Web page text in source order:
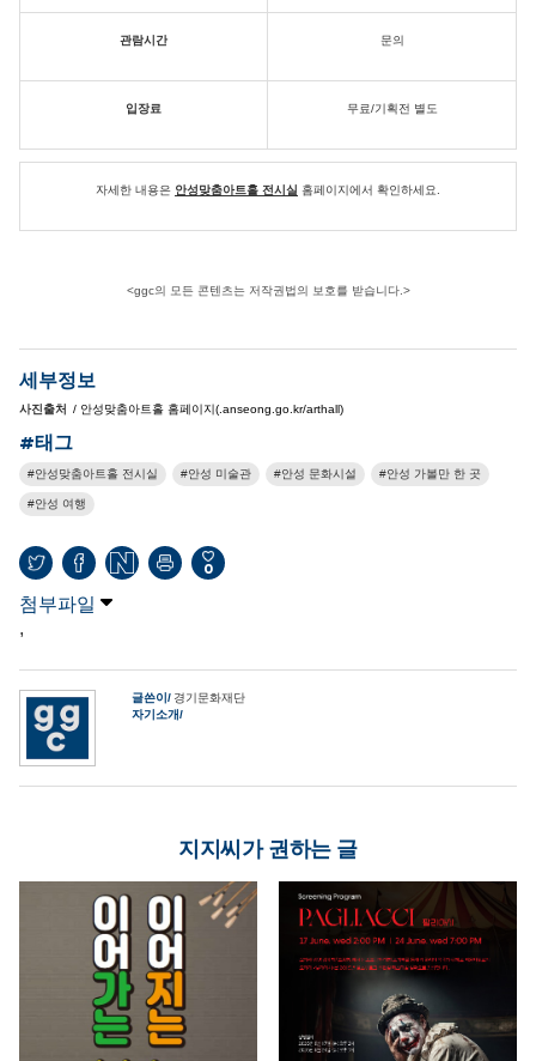
관람시간 문의
입장료 무료/기획전 별도
자세한 내용은 안성맞춤아트홀 전시실 홈페이지에서 확인하세요.
<ggc의 모든 콘텐츠는 저작권법의 보호를 받습니다.>
세부정보
사진출처 / 안성맞춤아트홀 홈페이지(.anseong.go.kr/arthall)
#태그
안성맞춤아트홀 전시실 안성 미술관 안성 문화시설 안성 가볼만 한 곳
안성 여행
0
첨부파일
,
글쓴이
경기문화재단
자기소개
지지씨가 권하는 글